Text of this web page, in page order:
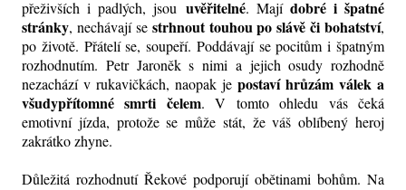
přeživších i padlých, jsou uvěřitelné. Mají dobré i špatné
stránky, nechávají se strhnout touhou po slávě či bohatství,
po životě. Přátelí se, soupeří. Poddávají se pocitům i špatným
rozhodnutím. Petr Jaroněk s nimi a jejich osudy rozhodně
nezachází v rukavičkách, naopak je postaví hrůzám válek a
všudypřítomné smrti čelem. V tomto ohledu vás čeká
emotivní jízda, protože se může stát, že váš oblíbený heroj
zakrátko zhyne.
Důležitá rozhodnutí Řekové podporují obětinami bohům. Na